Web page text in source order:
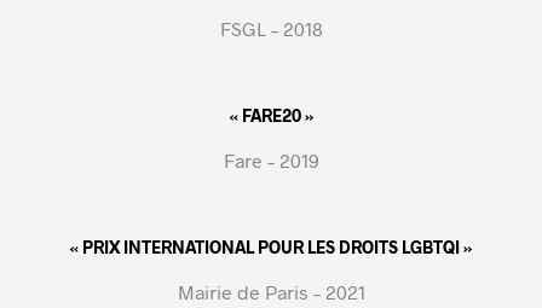
FSGL – 2018
« FARE20 »
Fare – 2019
« PRIX INTERNATIONAL POUR LES DROITS LGBTQI »
Mairie de Paris – 2021